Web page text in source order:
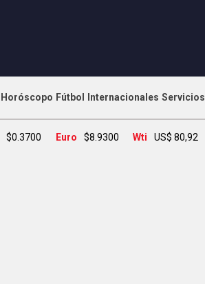
Horóscopo Fútbol Internacionales Servicios
$0.3700 Euro $8.9300 Wti US$ 80,92